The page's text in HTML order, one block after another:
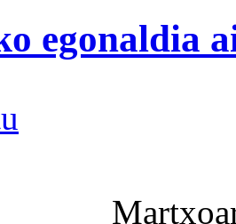
egonaldia